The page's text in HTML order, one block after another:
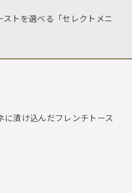
漬け込んだフレンチトース